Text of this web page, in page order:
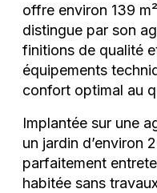
offre environ 139
distingue par son
finitions de qualité
équipements
confort optimal au
Implantée sur une
un jardin d’environ
parfaitement
habitée sans